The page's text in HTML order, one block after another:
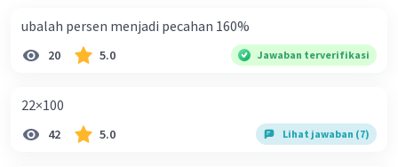
ubalah persen menjadi pecahan 160%
20 5.0 Jawaban terverifikasi
22×100
42 5.0 Lihat jawaban (7)